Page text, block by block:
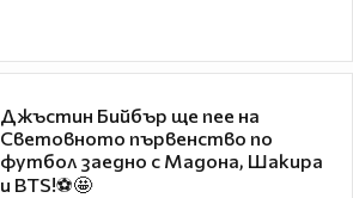
Джъстин Бийбър ще пее на
Световното първенство по
футбол заедно с Мадона, Шакира
и BTS!⚽🤩